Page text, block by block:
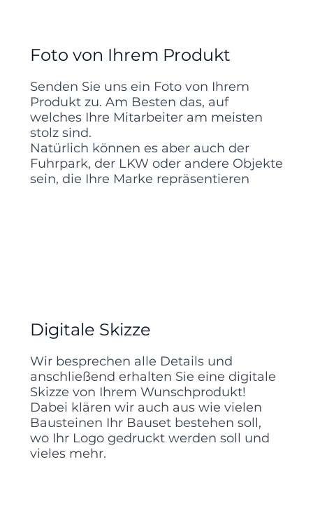
Foto von Ihrem Produkt
Senden Sie uns ein Foto von Ihrem
Produkt zu. Am Besten das, auf
welches Ihre Mitarbeiter am meisten
stolz sind.
Natürlich können es aber auch der
Fuhrpark, der LKW oder andere Objekte
sein, die Ihre Marke repräsentieren
Digitale Skizze
Wir besprechen alle Details und
anschließend erhalten Sie eine digitale
Skizze von Ihrem Wunschprodukt!
Dabei klären wir auch aus wie vielen
Bausteinen Ihr Bauset bestehen soll,
wo Ihr Logo gedruckt werden soll und
vieles mehr.